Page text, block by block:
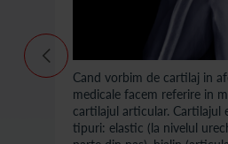
Cand vorbim de cartilaj in
medicale facem referire in
cartilajul articular. Cartilajul
tipuri: elastic (la nivelul